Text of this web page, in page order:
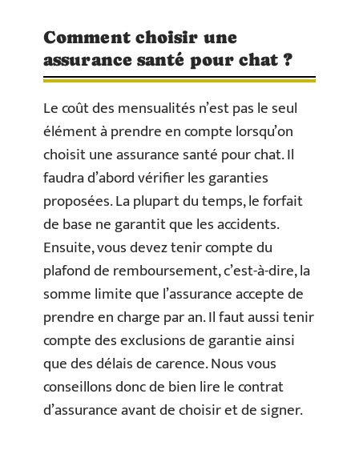
Comment choisir une
assurance santé pour chat ?
Le coût des mensualités n’est pas le seul
élément à prendre en compte lorsqu’on
choisit une assurance santé pour chat. Il
faudra d’abord vérifier les garanties
proposées. La plupart du temps, le forfait
de base ne garantit que les accidents.
Ensuite, vous devez tenir compte du
plafond de remboursement, c’est-à-dire, la
somme limite que l’assurance accepte de
prendre en charge par an. Il faut aussi tenir
compte des exclusions de garantie ainsi
que des délais de carence. Nous vous
conseillons donc de bien lire le contrat
d’assurance avant de choisir et de signer.